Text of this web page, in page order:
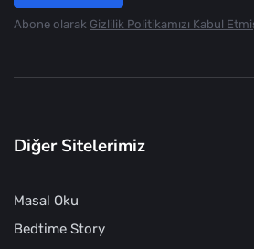
Abone olarak Gizlilik Politikamızı Kabul
Diğer Sitelerimiz
Masal Oku
Bedtime Story